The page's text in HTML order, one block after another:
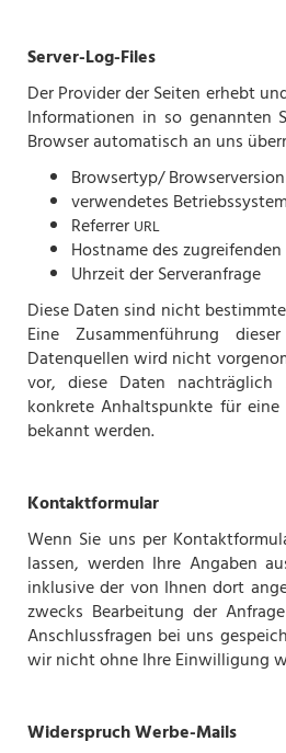
Server-Log-Files
Der Provider der Seiten erhebt
Informationen in so genannten
Browser automatisch an uns
Browsertyp/ Browserversion
verwendetes Betriebssystem
Referrer URL
Hostname des zugreifenden
Uhrzeit der Serveranfrage
Diese Daten sind nicht
Eine Zusammenführung
Datenquellen wird nicht
vor, diese Daten
konkrete Anhaltspunkte für
bekannt werden.
Kontaktformular
Wenn Sie uns per
lassen, werden Ihre Angaben
inklusive der von Ihnen dort
zwecks Bearbeitung der
Anschlussfragen bei uns
wir nicht ohne Ihre Einwilligung
Widerspruch Werbe-Mails